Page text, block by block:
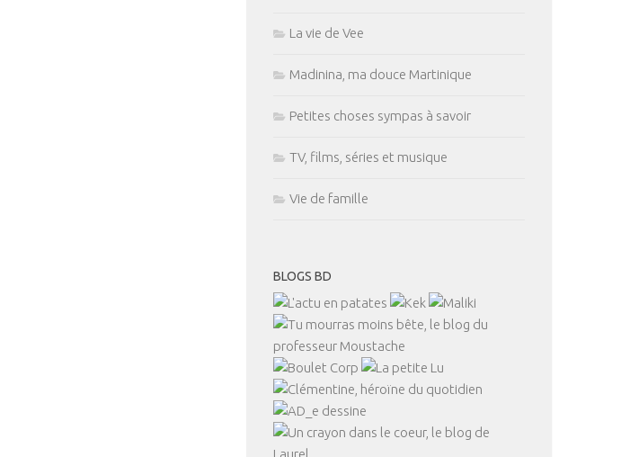
La vie de Vee
Madinina, ma douce Martinique
Petites choses sympas à savoir
TV, films, séries et musique
Vie de famille
BLOGS BD